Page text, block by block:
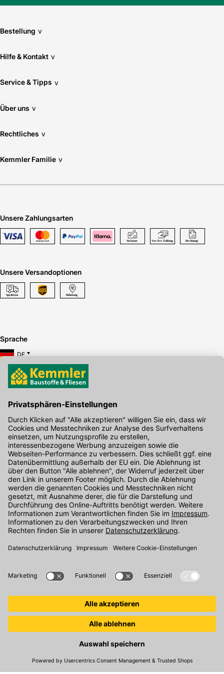
* FlexTemp Charging
Akkutemperatur bei Verwendung von EXPERT EXAL18V2-
320 und EXPERT EXAL18V-160
* Einfache Kontrolle
Bestellung v
Hilfe & Kontakt v
Service & Tipps v
Über uns v
Rechtliches v
Kemmler Familie v
Unsere Zahlungsarten
Unsere Versandoptionen
Sprache
DE
Hier gibt's die kostenlose App
Kontakt
Unser Onlineshop Team ist montags bis freitags von 08:00 - 17:00
Uhr unter der Telefonnummer07071 / 151-151für Sie erreichbar.
Alternativ können Sie unser Kontaktformular nutzen.
Den Kontakt direkt in unsere Niederlassungen finden Sie